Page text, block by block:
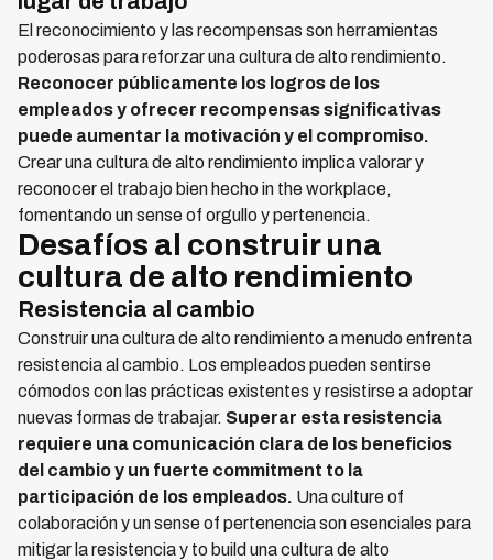
El reconocimiento y las recompensas son herramientas
poderosas para reforzar una cultura de alto rendimiento.
Reconocer públicamente los logros de los
empleados y ofrecer recompensas significativas
puede aumentar la motivación y el compromiso.
Crear una cultura de alto rendimiento implica valorar y
reconocer el trabajo bien hecho in the workplace,
fomentando un sense of orgullo y pertenencia.
Desafíos al construir una
cultura de alto rendimiento
Resistencia al cambio
Construir una cultura de alto rendimiento a menudo enfrenta
resistencia al cambio. Los empleados pueden sentirse
cómodos con las prácticas existentes y resistirse a adoptar
nuevas formas de trabajar. Superar esta resistencia
requiere una comunicación clara de los beneficios
del cambio y un fuerte commitment to la
participación de los empleados. Una culture of
colaboración y un sense of pertenencia son esenciales para
mitigar la resistencia y to build una cultura de alto